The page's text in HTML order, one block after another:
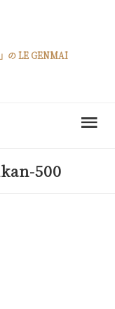
の LE GENMAI
500